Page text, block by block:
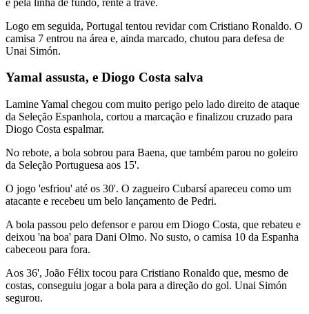
Logo em seguida, Portugal tentou revidar com Cristiano Ronaldo. O
camisa 7 entrou na área e, ainda marcado, chutou para defesa de
Unai Simón.
Yamal assusta, e Diogo Costa salva
Lamine Yamal chegou com muito perigo pelo lado direito de ataque
da Seleção Espanhola, cortou a marcação e finalizou cruzado para
Diogo Costa espalmar.
No rebote, a bola sobrou para Baena, que também parou no goleiro
da Seleção Portuguesa aos 15'.
O jogo 'esfriou' até os 30'. O zagueiro Cubarsí apareceu como um
atacante e recebeu um belo lançamento de Pedri.
A bola passou pelo defensor e parou em Diogo Costa, que rebateu e
deixou 'na boa' para Dani Olmo. No susto, o camisa 10 da Espanha
cabeceou para fora.
Aos 36', João Félix tocou para Cristiano Ronaldo que, mesmo de
costas, conseguiu jogar a bola para a direção do gol. Unai Simón
segurou.